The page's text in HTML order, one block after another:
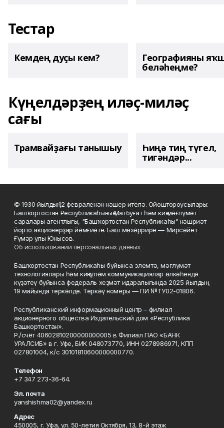
Тестар
Кемдең дуҫы кем? Географияны
беләһеңме?
Күңелдәрҙең иләҫ-миләҫ
сағы
Трамвайҙағы танышыу Һиңә тиң түгел,
тигәндәр...
© 1930 йылдың 12 февраленән нәшер ителә. Ойоштороусылары:
Башҡортостан Республикаһының Матбуғат һәм киң мәғлүмәт
саралары агентлығы, "Башҡортостан Республикаһы" нәшриәт
йорто акционерҙар йәмғиәте. Баш мөхәррире — Мирсәйет
Ғүмәр улы Юнысов.
Об использовании персональных данных
Башҡортостан Республикаһы буйынса элемтә, мәғлүмәт
технологиялары һәм киңкүләм коммуникациялар өлкәһендә
күҙәтеү буйынса федераль хеҙмәт идаралығында 2025 йылдың
19 майында теркәлде. Теркәү номеры — ПИ №ТУ02-01806.
Республиканский информационный центр – филиал
акционерного общества Издательский дом «Республика
Башкортостан».
Р./счёт 40602810200000000005 в Филиал ПАО «БАНК
УРАЛСИБ» в г. Уфе, БИК 048073770, ИНН 0278986971, КПП
027801004, к/с 30101810600000000770.
Телефон
+7 347 273-36-64.
Эл. почта
yanshishma02@yandex.ru
Адрес
450005, г. Уфа, ул. 50-летия Октября, 13, 8-й этаж